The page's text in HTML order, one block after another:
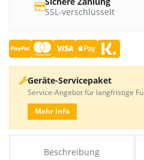
Beschreibung
SSL-verschlüsselt
Geräte-Servicepaket
Service-Angebot für langfristige
Mehr Info